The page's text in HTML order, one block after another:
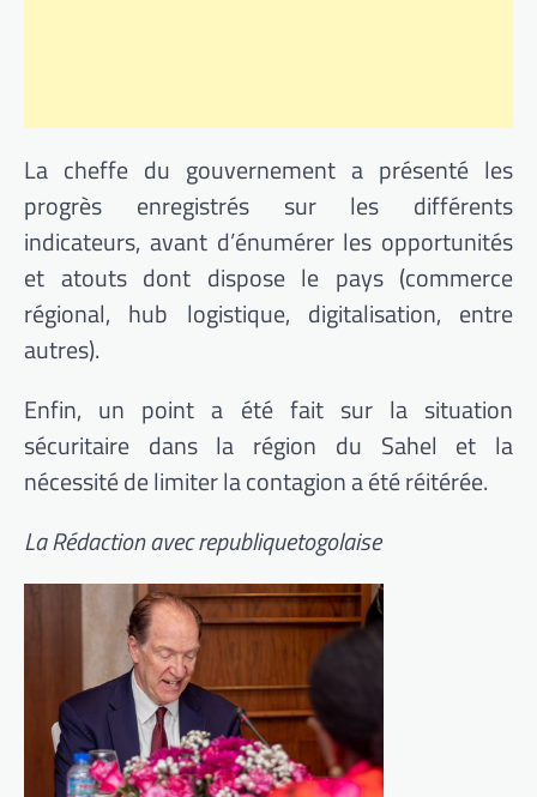
La cheffe du gouvernement a présenté les
progrès enregistrés sur les différents
indicateurs, avant d’énumérer les opportunités
et atouts dont dispose le pays (commerce
régional, hub logistique, digitalisation, entre
autres).
Enfin, un point a été fait sur la situation
sécuritaire dans la région du Sahel et la
nécessité de limiter la contagion a été réitérée.
La Rédaction avec republiquetogolaise